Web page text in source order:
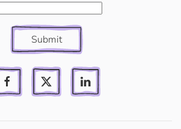
Submit